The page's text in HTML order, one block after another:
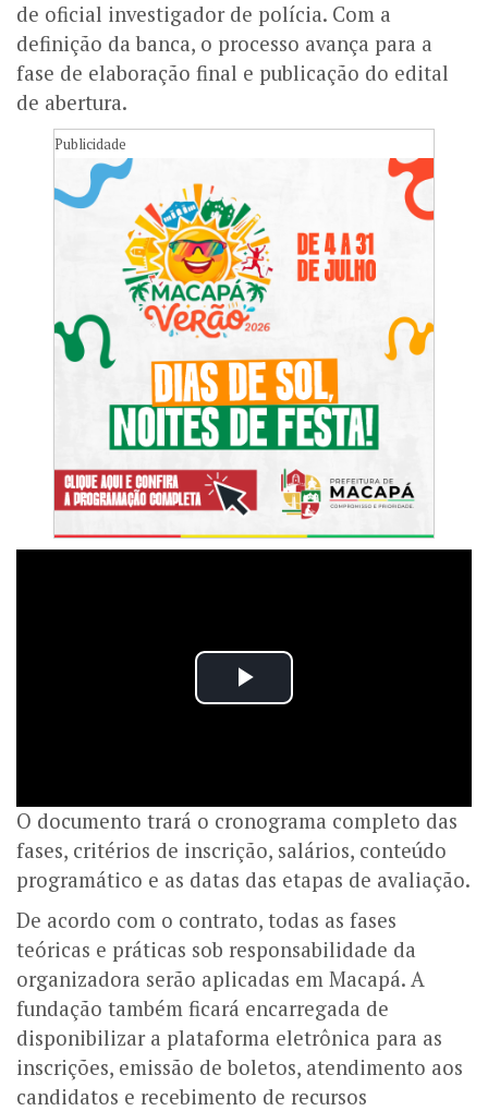
de oficial investigador de polícia. Com a
definição da banca, o processo avança para a
fase de elaboração final e publicação do edital
de abertura.
Publicidade
​O documento trará o cronograma completo das
fases, critérios de inscrição, salários, conteúdo
programático e as datas das etapas de avaliação.
​De acordo com o contrato, todas as fases
teóricas e práticas sob responsabilidade da
organizadora serão aplicadas em Macapá. A
fundação também ficará encarregada de
disponibilizar a plataforma eletrônica para as
inscrições, emissão de boletos, atendimento aos
candidatos e recebimento de recursos